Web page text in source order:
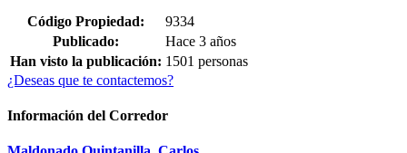
Código Propiedad:
9334
Publicado:
Hace 3 años
Han visto la publicación: 1501 personas
¿Deseas que te contactemos?
Información del Corredor